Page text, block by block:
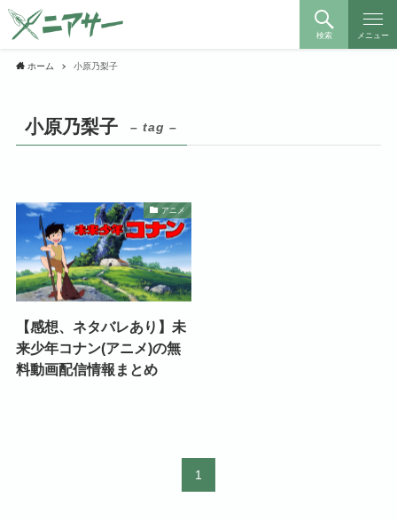
検索 メニュー
ホーム 小原乃梨子
小原乃梨子 – tag –
アニメ
【感想、ネタバレあり】未
来少年コナン(アニメ)の無
料動画配信情報まとめ
1